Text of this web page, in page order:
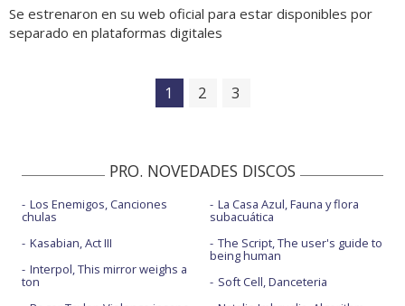
Se estrenaron en su web oficial para estar disponibles por
separado en plataformas digitales
1 2 3
PRO. NOVEDADES DISCOS
Los Enemigos, Canciones
chulas
Kasabian, Act III
Interpol, This mirror weighs a
ton
La Casa Azul, Fauna y flora
subacuática
The Script, The user's guide to
being human
Soft Cell, Danceteria